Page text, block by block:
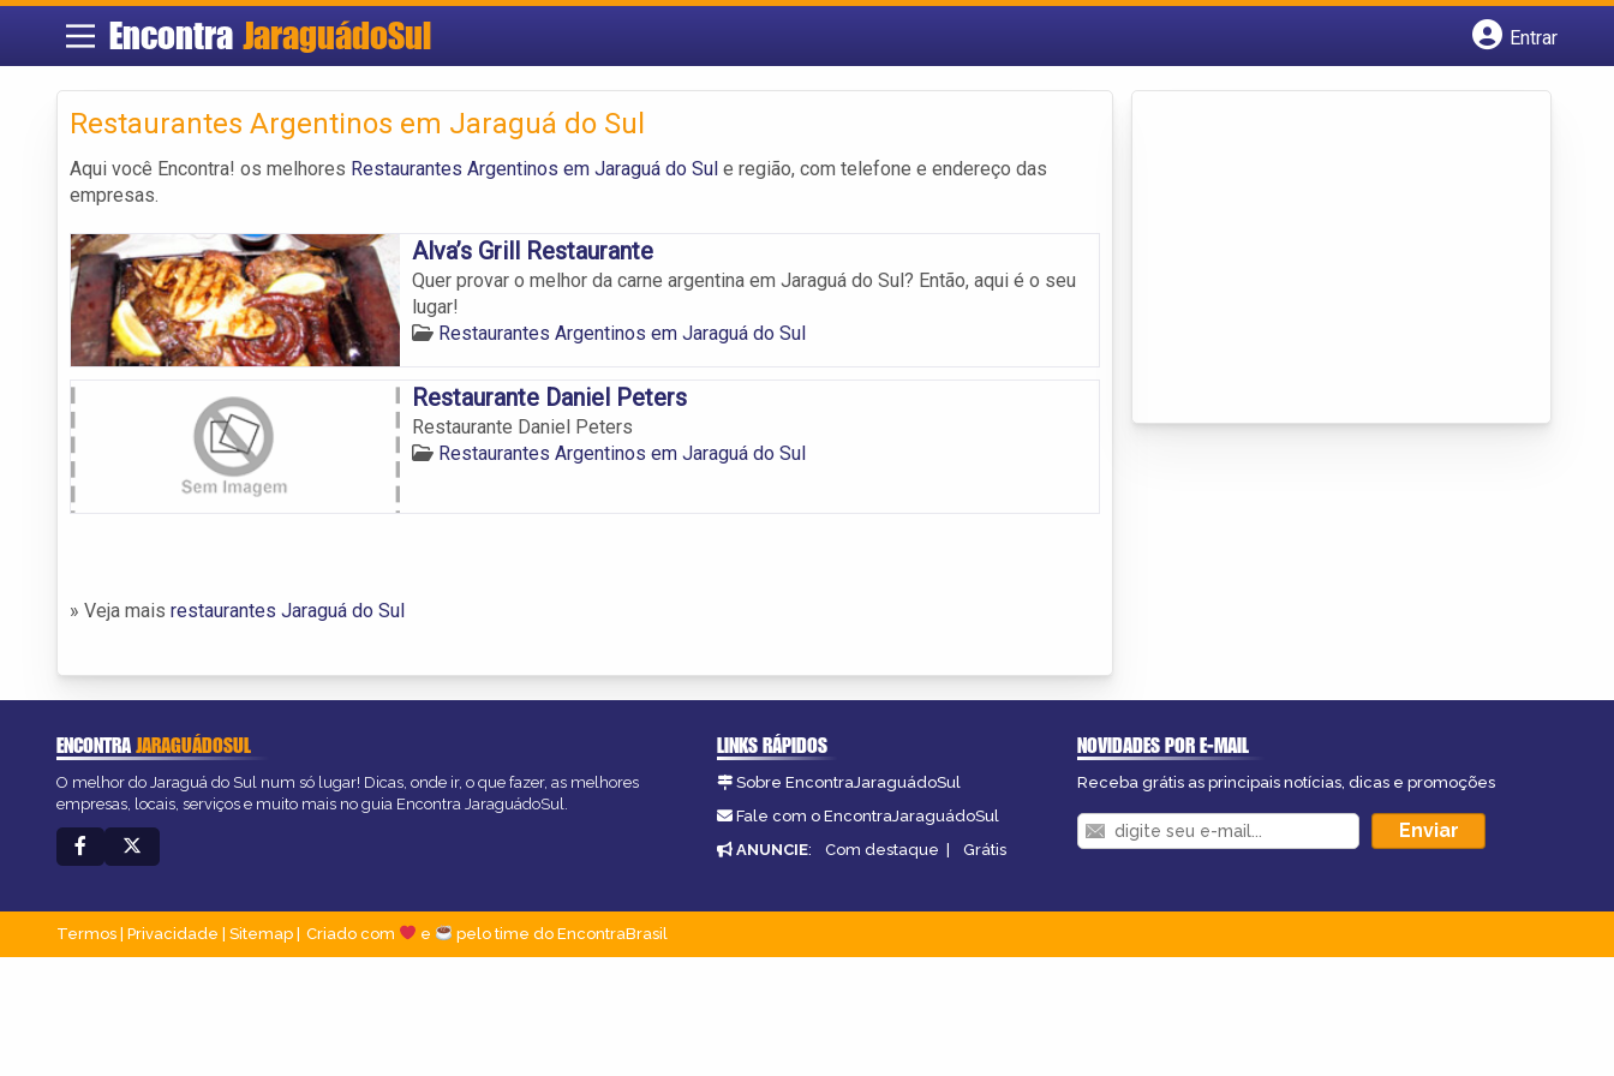
Encontra JaraguádoSul
Entrar
Restaurantes Argentinos em Jaraguá do Sul
Aqui você Encontra! os melhores Restaurantes Argentinos em Jaraguá do Sul e região, com telefone e endereço das
empresas.
Alva’s Grill Restaurante
Quer provar o melhor da carne argentina em Jaraguá do Sul? Então, aqui é o seu
lugar!
Restaurantes Argentinos em Jaraguá do Sul
Restaurante Daniel Peters
Restaurante Daniel Peters
Restaurantes Argentinos em Jaraguá do Sul
» Veja mais restaurantes Jaraguá do Sul
ENCONTRAJARAGUÁDOSUL
O melhor do Jaraguá do Sul num só lugar! Dicas, onde ir, o que fazer, as melhores
empresas, locais, serviços e muito mais no guia Encontra JaraguádoSul.
LINKS RÁPIDOS
Sobre EncontraJaraguádoSul
Fale com o EncontraJaraguádoSul
ANUNCIE: Com destaque | Grátis
NOVIDADES POR E-MAIL
Receba grátis as principais notícias, dicas e promoções
Termos Privacidade Sitemap Criado com e pelo time do EncontraBrasil